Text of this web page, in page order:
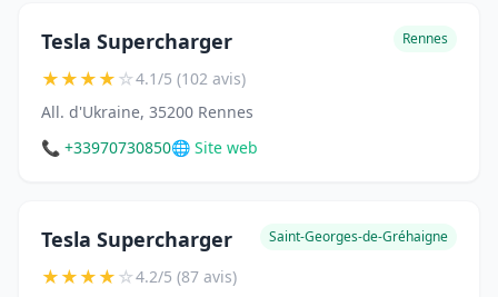
Tesla Supercharger Rennes
★★★★☆4.1/5 (102 avis)
All. d'Ukraine, 35200 Rennes
📞 +33970730850🌐 Site web
Tesla Supercharger Saint-Georges-de-Gréhaigne
★★★★☆4.2/5 (87 avis)